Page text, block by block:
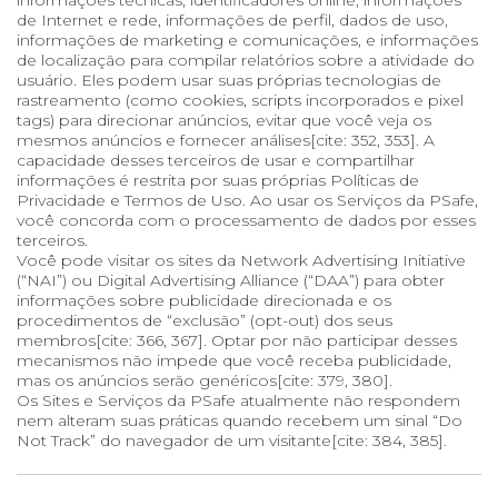
de Internet e rede, informações de perfil, dados de uso,
informações de marketing e comunicações, e informações
de localização para compilar relatórios sobre a atividade do
usuário. Eles podem usar suas próprias tecnologias de
rastreamento (como cookies, scripts incorporados e pixel
tags) para direcionar anúncios, evitar que você veja os
mesmos anúncios e fornecer análises[cite: 352, 353]. A
capacidade desses terceiros de usar e compartilhar
informações é restrita por suas próprias Políticas de
Privacidade e Termos de Uso. Ao usar os Serviços da PSafe,
você concorda com o processamento de dados por esses
terceiros.
Você pode visitar os sites da Network Advertising Initiative
(“NAI”) ou Digital Advertising Alliance (“DAA”) para obter
informações sobre publicidade direcionada e os
procedimentos de “exclusão” (opt-out) dos seus
membros[cite: 366, 367]. Optar por não participar desses
mecanismos não impede que você receba publicidade,
mas os anúncios serão genéricos[cite: 379, 380].
Os Sites e Serviços da PSafe atualmente não respondem
nem alteram suas práticas quando recebem um sinal “Do
Not Track” do navegador de um visitante[cite: 384, 385].